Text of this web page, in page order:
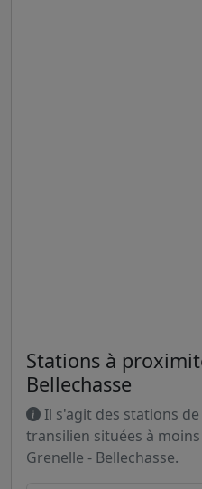
Stations à
Bellechasse
Il s'agit des stations
transilien situées à
Grenelle - Bellechasse.